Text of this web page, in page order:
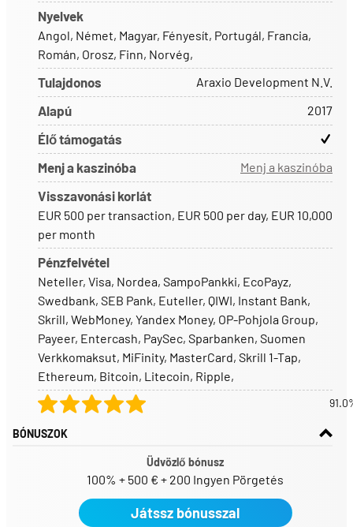
Nyelvek
Angol, Német, Magyar, Fényesít, Portugál, Francia,
Román, Orosz, Finn, Norvég,
Tulajdonos Araxio Development N.V.
Alapú 2017
Élő támogatás
Menj a kaszinóba
Menj a kaszinóba
Visszavonási korlát
EUR 500 per transaction, EUR 500 per day, EUR 10,000
per month
Pénzfelvétel
Neteller, Visa, Nordea, SampoPankki, EcoPayz,
Swedbank, SEB Pank, Euteller, QIWI, Instant Bank,
Skrill, WebMoney, Yandex Money, OP-Pohjola Group,
Payeer, Entercash, PaySec, Sparbanken, Suomen
Verkkomaksut, MiFinity, MasterCard, Skrill 1-Tap,
Ethereum, Bitcoin, Litecoin, Ripple,
BÓNUSZOK
Üdvözlő bónusz
100% + 500 € + 200 Ingyen Pörgetés
Játssz bónusszal